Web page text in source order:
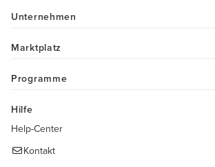
Unternehmen
Marktplatz
Programme
Hilfe
Help-Center
Kontakt